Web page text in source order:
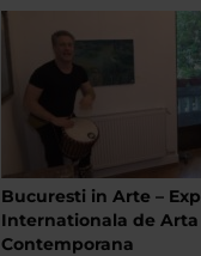
Bucuresti in Arte –
Internationala de Arta
Contemporana